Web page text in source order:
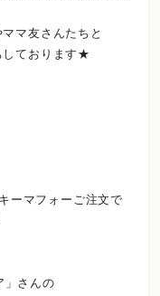
マ友さんたちと
しております★
ーマフォーご注文で
」さんの